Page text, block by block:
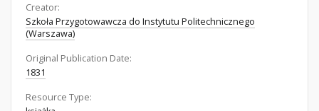
Creator:
Szkoła Przygotowawcza do Instytutu Politechnicznego
(Warszawa)
Original Publication Date:
1831
Resource Type: